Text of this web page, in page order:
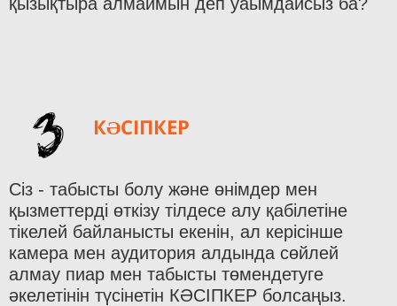
3 КӘСІПКЕР
Сіз - табысты болу және өнімдер мен
қызметтерді өткізу тілдесе алу қабілетіне
тікелей байланысты екенін, ал керісінше
камера мен аудитория алдында сөйлей
алмау пиар мен табысты төмендетуге
әкелетінін түсінетін КӘСІПКЕР болсаңыз.